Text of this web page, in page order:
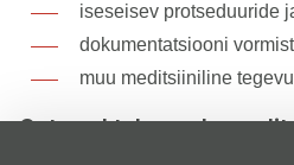
iseseisev protseduuride
dokumentatsiooni
muu meditsiiniline
Ootused tulevasele